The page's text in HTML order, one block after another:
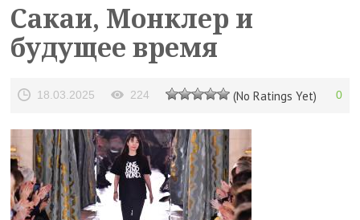
Сакаи, Монклер и
будущее время
18.03.2025 224 (No Ratings Yet) 0